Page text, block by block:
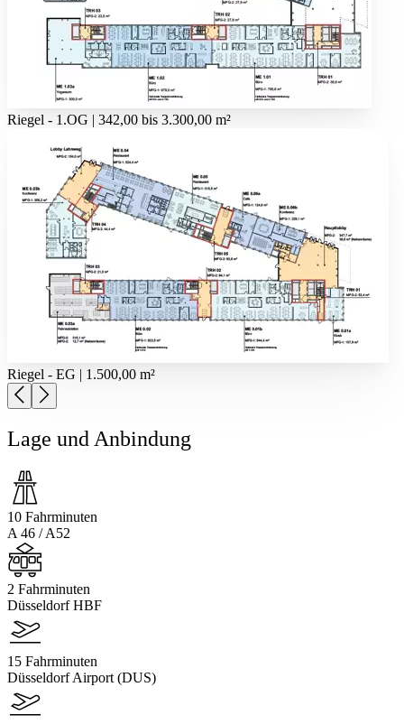
Riegel - 1.OG | 342,00 bis 3.300,00 m²
Riegel - EG | 1.500,00 m²
Lage und Anbindung
10 Fahrminuten
A 46 / A52
2 Fahrminuten
Düsseldorf HBF
15 Fahrminuten
Düsseldorf Airport (DUS)